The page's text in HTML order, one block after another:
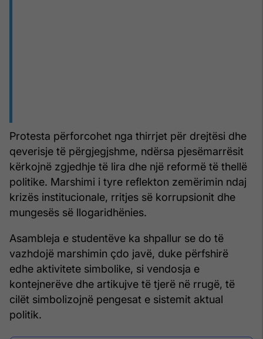
Protesta përforcohet nga thirrjet për drejtësi dhe
qeverisje të përgjegjshme, ndërsa pjesëmarrësit
kërkojnë zgjedhje të lira dhe një reformë të thellë
politike. Marshimi i tyre reflekton zemërimin ndaj
krizës institucionale, rritjes së korrupsionit dhe
mungesës së llogaridhënies.
Asambleja e studentëve ka shpallur se do të
vazhdojë marshimin çdo javë, duke përfshirë
edhe aktivitete simbolike, si vendosja e
kontejnerëve dhe artikujve të tjerë në rrugë, të
cilët simbolizojnë pengesat e sistemit aktual
politik.